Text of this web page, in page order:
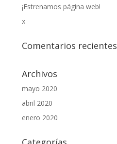
¡Estrenamos página web!
x
Comentarios recientes
Archivos
mayo 2020
abril 2020
enero 2020